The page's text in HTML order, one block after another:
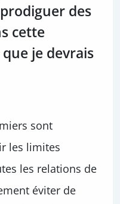
des
cette
que je devrais
sont
les limites
les relations de
éviter de